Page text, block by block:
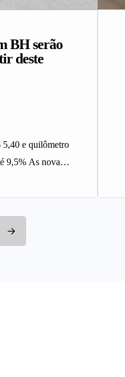
BH serão
deste
5,40 e quilômetro
9,5% As novas